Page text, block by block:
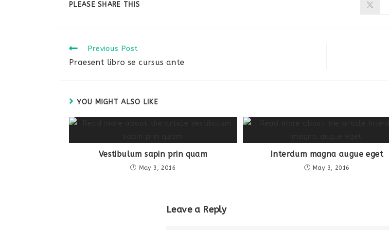
PLEASE SHARE THIS
Previous Post
Praesent libro se cursus ante
YOU MIGHT ALSO LIKE
Vestibulum sapin prin quam
May 3, 2016
Interdum magna augue eget
May 3, 2016
Leave a Reply